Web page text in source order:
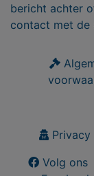
bericht achter
contact met de
Privacy
Volg ons